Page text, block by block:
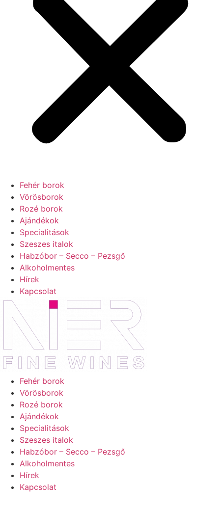
Fehér borok
Vörösborok
Rozé borok
Ajándékok
Specialitások
Szeszes italok
Habzóbor – Secco – Pezsgő
Alkoholmentes
Hírek
Kapcsolat
Fehér borok
Vörösborok
Rozé borok
Ajándékok
Specialitások
Szeszes italok
Habzóbor – Secco – Pezsgő
Alkoholmentes
Hírek
Kapcsolat